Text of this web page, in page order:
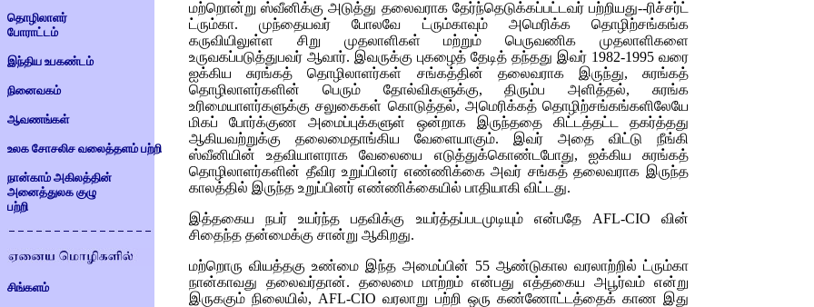
தொழிலாளர்
போராட்டம்
இந்திய உபகண்டம்
நினைவகம்
ஆவணங்கள்
உலக சோசலிச வலைத்தளம் பற்றி
நான்காம் அகிலத்தின்
அனைத்துலக குழு
பற்றி
சிங்களம்
மற்றொன்று ஸ்வீனிக்கு அடுத்து தலைவராக தேர்ந்தெடுக்கப்பட்டவர் பற்றியது--ரிச்சர்ட்
ட்ரும்கா. முந்தையவர் போலவே ட்ரும்காவும் அமெரிக்க தொழிற்சங்கங்க
கருவியிலுள்ள சிறு முதலாளிகள் மற்றும் பெருவணிக முதலாளிகளை
உருவகப்படுத்துபவர் ஆவார். இவருக்கு புகழைத் தேடித் தந்தது இவர் 1982-1995 வரை
ஐக்கிய சுரங்கத் தொழிலாளர்கள் சங்கத்தின் தலைவராக இருந்து, சுரங்கத்
தொழிலாளர்களின் பெரும் தோல்விகளுக்கு, திரும்ப அளித்தல், சுரங்க
உரிமையாளர்களுக்கு சலுகைகள் கொடுத்தல், அமெரிக்கத் தொழிற்சங்கங்களிலேயே
மிகப் போர்க்குண அமைப்புக்களுள் ஒன்றாக இருந்ததை கிட்டத்தட்ட தகர்த்தது
ஆகியவற்றுக்கு தலைமைதாங்கிய வேளையாகும். இவர் அதை விட்டு நீங்கி
ஸ்வீனியின் உதவியாளராக வேலையை எடுத்துக்கொண்டபோது, ஐக்கிய சுரங்கத்
தொழிலாளர்களின் தீவிர உறுப்பினர் எண்ணிக்கை அவர் சங்கத் தலைவராக இருந்த
காலத்தில் இருந்த உறுப்பினர் எண்ணிக்கையில் பாதியாகி விட்டது.
இத்தகைய நபர் உயர்ந்த பதவிக்கு உயர்த்தப்படமுடியும் என்பதே AFL-CIO வின்
சிதைந்த தன்மைக்கு சான்று ஆகிறது.
மற்றொரு வியத்தகு உண்மை இந்த அமைப்பின் 55 ஆண்டுகால வரலாற்றில் ட்ரும்கா
நான்காவது தலைவர்தான். தலைமை மாற்றம் என்பது எத்தகைய அபூர்வம் என்று
இருககும் நிலையில், AFL-CIO வரலாறு பற்றி ஒரு கண்ணோட்டத்தைக் காண இது